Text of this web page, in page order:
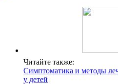
Читайте также:
Симптоматика и методы
у детей